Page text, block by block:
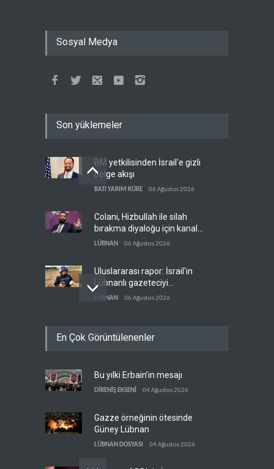
Sosyal Medya
Son yüklemeler
BM yetkilisinden İsrail'e gizli
belge akışı
BATI YARIM KÜRE 06 Ağustos 2026
Colani, Hizbullah ile silah
bırakma diyaloğu için kanal
arıyor
LÜBNAN 06 Ağustos 2026
Uluslararası rapor: İsrail'in
Lübnanlı gazeteciyi
öldürmesi savaş suçu
LÜBNAN 06 Ağustos 2026
askeri ortaklığını yasayla
İsrail basını: Trump'ın İran
politikasındaki ertelemeler
En Çok Görüntülenenler
Bu yılki Erbain’in mesajı
DİRENİŞ EKSENİ 04 Ağustos 2026
Gazze örneğinin ötesinde
Güney Lübnan
LÜBNAN DOSYASI 04 Ağustos 2026